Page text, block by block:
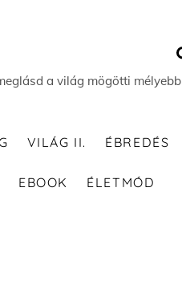
a világ mögötti mélyebb
VILÁG II. ÉBREDÉS
EBOOK ÉLETMÓD